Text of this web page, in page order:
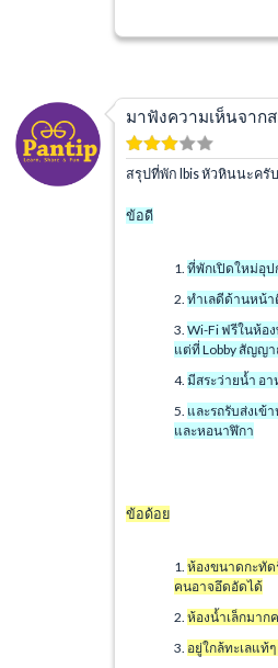
มาฟังความเห็นจาก
สรุปที่พักIbis หัวหินนะครับ
ข้อดี
ที่พักเปิดใหม่อุ
ทำเลดีด้านหน้
Wi-Fi ฟรีในห้อ
แต่ที่ Lobby สัญญ
มีสระว่ายน้ำ อ
และรถรับส่งเข้
และหอนาฬิกา
ข้อด้อย
ห้องขนาดกะทัด
คนอาจอึดอัดได้
ห้องน้ำเล็กมา
อยู่ใกล้ทะเลแท้